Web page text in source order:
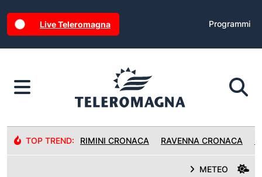
Live Teleromagna Programmi
TOP TREND: RIMINI CRONACA RAVENNA CRONACA
METEO